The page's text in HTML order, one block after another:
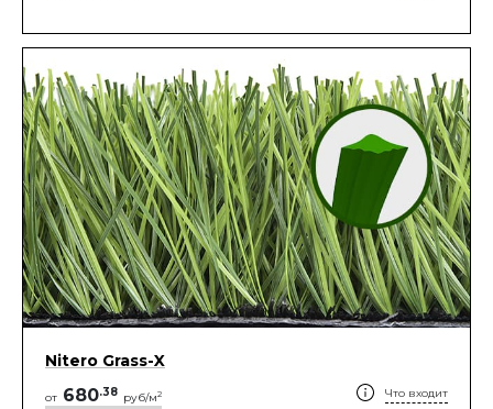
Nitero Grass-X
от 680.38 руб/м2 Что входит